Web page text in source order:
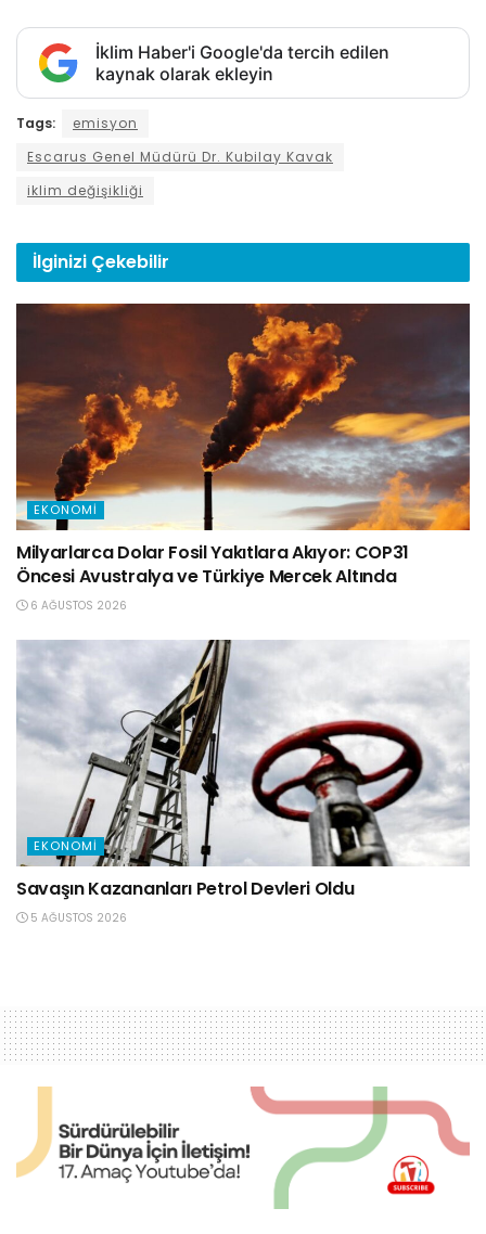
İklim Haber'i Google'da tercih edilen
kaynak olarak ekleyin
Tags:
emisyon
Escarus Genel Müdürü Dr. Kubilay Kavak
iklim değişikliği
İlginizi Çekebilir
EKONOMI
Milyarlarca Dolar Fosil Yakıtlara Akıyor: COP31
Öncesi Avustralya ve Türkiye Mercek Altında
6 AĞUSTOS 2026
EKONOMI
Savaşın Kazananları Petrol Devleri Oldu
5 AĞUSTOS 2026